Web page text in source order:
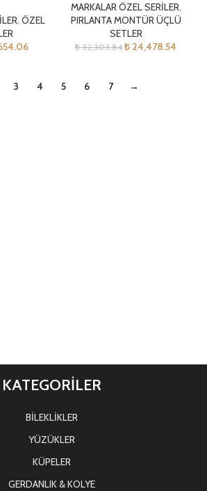
, ÖZEL
MARKALAR ÖZEL SERİLER,
PIRLANTA MONTÜR ÜÇLÜ
SETLER
₺32,303.84 ₺ 24,478.54
3 4 5 6 7 →
KATEGORİLER
BİLEKLİKLER
YÜZÜKLER
KÜPELER
GERDANLIK & KOLYE